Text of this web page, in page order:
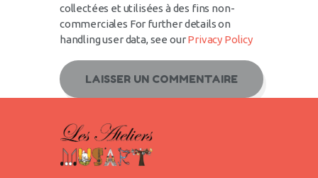
collectées et utilisées à des fins non-
commerciales For further details on
handling user data, see ourPrivacy Policy